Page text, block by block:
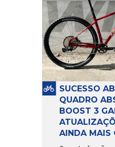
SUCESSO
QUADRO
BOOST 3
AINDA MAIS